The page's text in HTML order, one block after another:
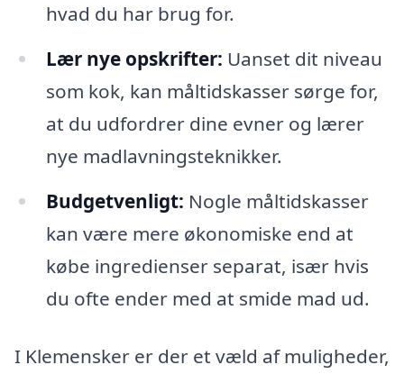
hvad du har brug for.
Lær nye opskrifter: Uanset dit niveau
som kok, kan måltidskasser sørge for,
at du udfordrer dine evner og lærer
nye madlavningsteknikker.
Budgetvenligt: Nogle måltidskasser
kan være mere økonomiske end at
købe ingredienser separat, især hvis
du ofte ender med at smide mad ud.
I Klemensker er der et væld af muligheder,